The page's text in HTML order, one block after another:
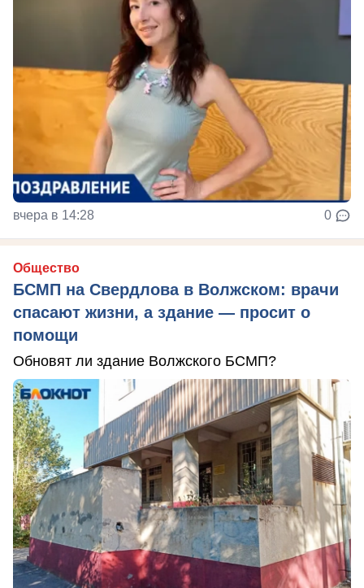
вчера в 14:28 0
Общество
БСМП на Свердлова в Волжском: врачи
спасают жизни, а здание — просит о
помощи
Обновят ли здание Волжского БСМП?